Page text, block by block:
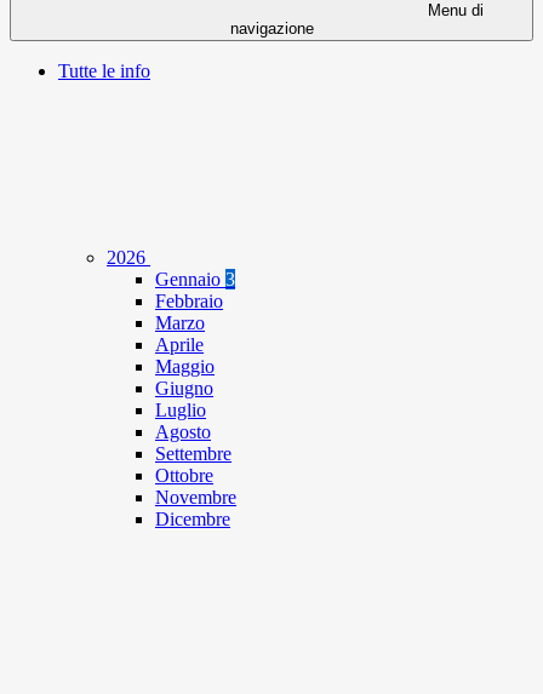
Menu di
navigazione
Tutte le info
2026
Gennaio 3
Febbraio
Marzo
Aprile
Maggio
Giugno
Luglio
Agosto
Settembre
Ottobre
Novembre
Dicembre